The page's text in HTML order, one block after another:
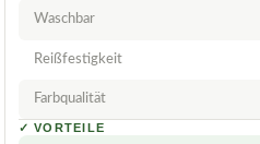
Waschbar
Reißfestigkeit
Farbqualität
✓ VORTEILE